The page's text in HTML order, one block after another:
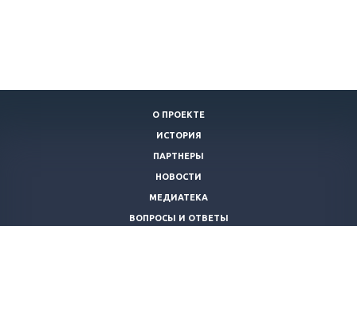
О ПРОЕКТЕ
ИСТОРИЯ
ПАРТНЕРЫ
НОВОСТИ
МЕДИАТЕКА
ВОПРОСЫ И ОТВЕТЫ